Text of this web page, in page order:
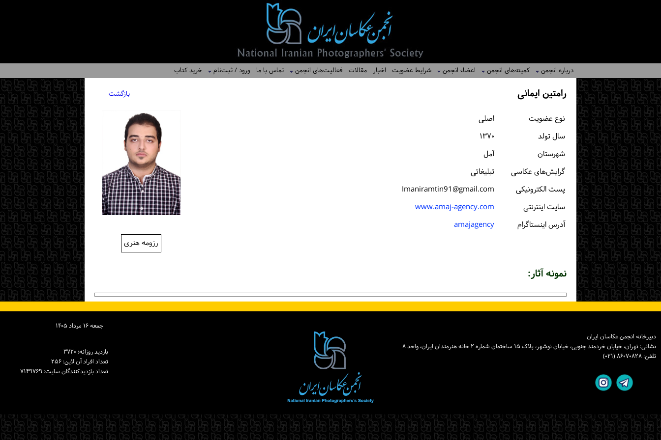
درباره انجمن کمیته‌های انجمن اعضاء انجمن شرایط عضویت اخبار مقالات فعالیت‌های انجمن تماس با ما ورود / ثبت‌نام خرید کتاب
رامتین ایمانی بازگشت
رزومه هنری
نوع عضویت
اصلی
سال تولد
۱۳۷۰
شهرستان
آمل
گرایش‌های عکاسی
تبلیغاتی
پست الكترونیكی
Imaniramtin91@gmail.com
سایت اینترنتی
www.amaj-agency.com
آدرس اینستاگرام
amajagency
نمونه آثار:
جمعه ۱۶ مرداد ۱۴۰۵
بازدید روزانه: ۳۷۲۰
تعداد افراد آن لاین: ۲۵۶
تعداد بازدیدكنندگان سایت: ۷۱۴۹۷۶۹
دبیرخانه انجمن عکاسان ایران
نشانی: تهران، خیابان خردمند جنوبی، خیابان نوشهر، پلاک ۱۵ ساختمان شماره ۲ خانه هنرمندان ایران، واحد ۸
تلفن: ۸۶۰۷۰۸۲۸ (۰۲۱)